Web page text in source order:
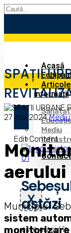
Acasă
Echipa
informații
Educație
Mediu
Contact
X
Edit Content
astăzi
este orașul în
SPAȚII
27 mai 2024 Mediu
aerului
Municipiul
sistem